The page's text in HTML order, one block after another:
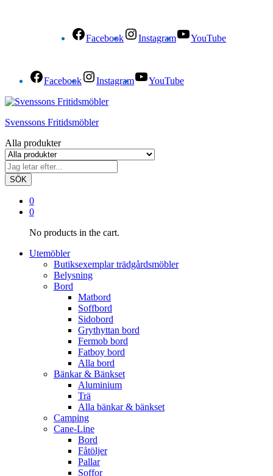
Facebook Instagram YouTube
Facebook Instagram YouTube
Svenssons Fritidsmöbler
Alla produkter
SÖK
0
0
No products in the cart.
Utemöbler
Butiksexemplar trädgårdsmöbler
Belysning
Bord
Matbord
Soffbord
Sidobord
Grythyttan bord
Fermob bord
Fatboy bord
Alla bord
Bänkar & Bänkset
Aluminium
Trä
Alla bänkar & bänkset
Camping
Cane-Line
Bord
Fåtöljer
Pallar
Soffor